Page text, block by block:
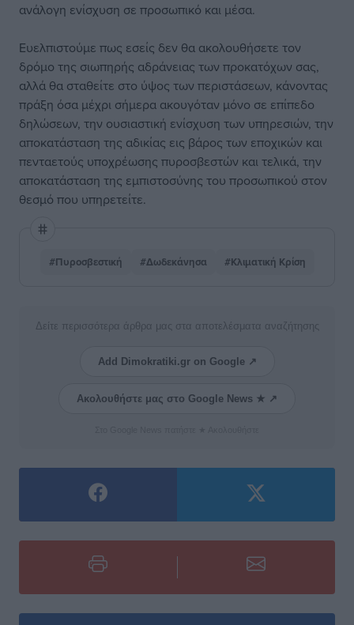
ανάλογη ενίσχυση σε προσωπικό και μέσα.
Ευελπιστούμε πως εσείς δεν θα ακολουθήσετε τον
δρόμο της σιωπηρής αδράνειας των προκατόχων σας,
αλλά θα σταθείτε στο ύψος των περιστάσεων, κάνοντας
πράξη όσα μέχρι σήμερα ακουγόταν μόνο σε επίπεδο
δηλώσεων, την ουσιαστική ενίσχυση των υπηρεσιών, την
αποκατάσταση της αδικίας εις βάρος των εποχικών και
πενταετούς υποχρέωσης πυροσβεστών και τελικά, την
αποκατάσταση της εμπιστοσύνης του προσωπικού στον
θεσμό που υπηρετείτε.
#Πυροσβεστική #Δωδεκάνησα #Κλιματική Κρίση
Δείτε περισσότερα άρθρα μας στα αποτελέσματα αναζήτησης
Add Dimokratiki.gr on Google ↗
Ακολουθήστε μας στο Google News ★ ↗